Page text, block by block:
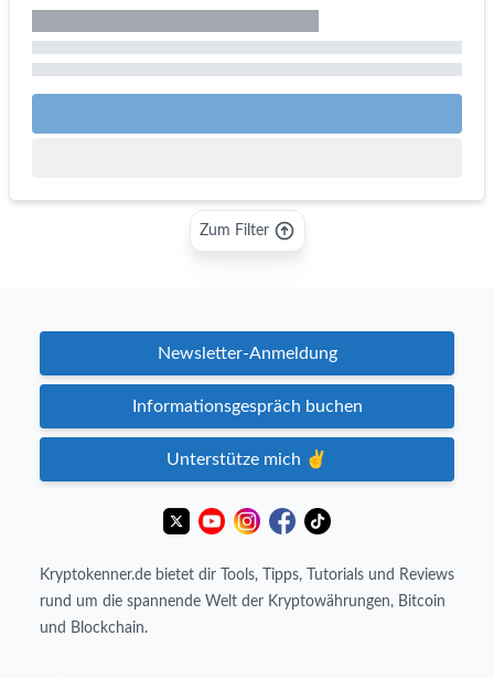
Zum Filter
Newsletter-Anmeldung
Informationsgespräch buchen
Unterstütze mich ✌️
Kryptokenner.de bietet dir Tools, Tipps, Tutorials und Reviews
rund um die spannende Welt der Kryptowährungen, Bitcoin
und Blockchain.